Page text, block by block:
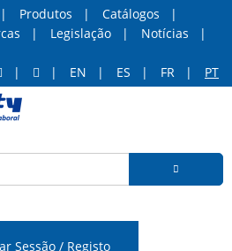
Produtos
Catálogos
Legislação
Notícias
EN
ES FR PT
Sessão / Registo